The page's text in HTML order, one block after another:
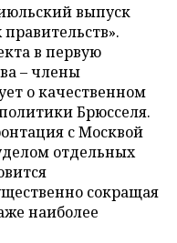
выпуск
в первую
– члены
о качественном
Брюсселя.
с Москвой
отдельных
сокращая
наиболее